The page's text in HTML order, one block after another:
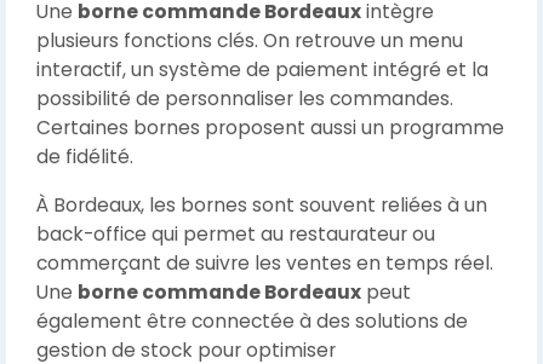
Une borne commande Bordeauxintègre
plusieurs fonctions clés. On retrouve un menu
interactif, un système de paiement intégré et la
possibilité de personnaliser les commandes.
Certaines bornes proposent aussi un programme
de fidélité.
À Bordeaux, les bornes sont souvent reliées à un
back-office qui permet au restaurateur ou
commerçant de suivre les ventes en temps réel.
Une borne commande Bordeaux peut
également être connectée à des solutions de
gestion de stock pour optimiser